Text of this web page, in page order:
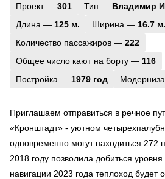
Проект — 301 Тип — Владимир
Длина — 125 м. Ширина — 16.7 м.
Количество пассажиров — 222
Общее число кают на борту — 116
Постройка — 1979 год
Приглашаем отправиться в речное
«Кронштадт» - уютном
одновременно могут находиться 272
2018 году позволила добиться
навигации 2023 года теплоход будет